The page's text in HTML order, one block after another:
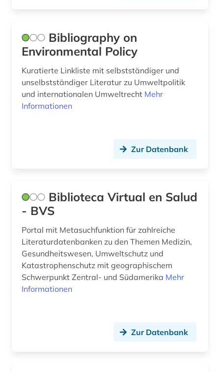
handel (2)
hersteller (2)
holz (1)
ingenieurwissenschaften (1)
instandsetzung (1)
internationale agentur für erneuerbare
energien (1)
internationaler kreditmarkt (2)
Bibliography on
Environmental Policy
Kuratierte Linkliste mit selbstständiger und
unselbstständiger Literatur zu Umweltpolitik
und internationalen Umweltrecht Mehr
Informationen
Zur Datenbank
Biblioteca Virtual en Salud
- BVS
Portal mit Metasuchfunktion für zahlreiche
Literaturdatenbanken zu den Themen Medizin,
Gesundheitswesen, Umweltschutz und
Katastrophenschutz mit geographischem
Schwerpunkt Zentral- und Südamerika Mehr
Informationen
Zur Datenbank